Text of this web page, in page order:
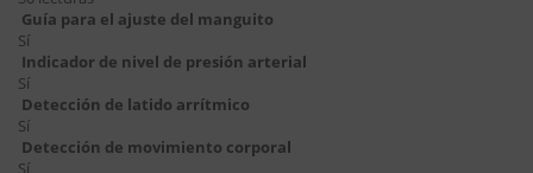
Guía para el ajuste del manguito
Sí
Indicador de nivel de presión arterial
Sí
Detección de latido arrítmico
Sí
Detección de movimiento corporal
Sí